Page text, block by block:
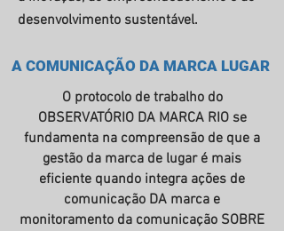
desenvolvimento sustentável.
A COMUNICAÇÃO DA MARCA LUGAR
O protocolo de trabalho do
OBSERVATÓRIO DA MARCA RIO se
fundamenta na compreensão de que a
gestão da marca de lugar é mais
eficiente quando integra ações de
comunicação DA marca e
monitoramento da comunicação SOBRE